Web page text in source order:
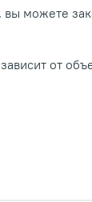
можете
от